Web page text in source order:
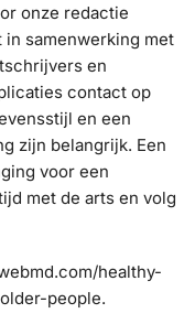
onze redactie
samenwerking met
en
contact op
en een
zijn belangrijk. Een
voor een
met de arts en volg
healthy-
people.